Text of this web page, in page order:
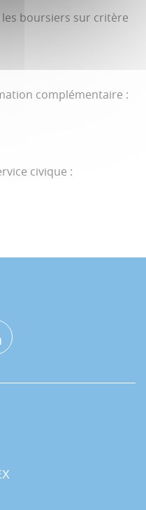
boursiers sur critère
complémentaire :
civique :